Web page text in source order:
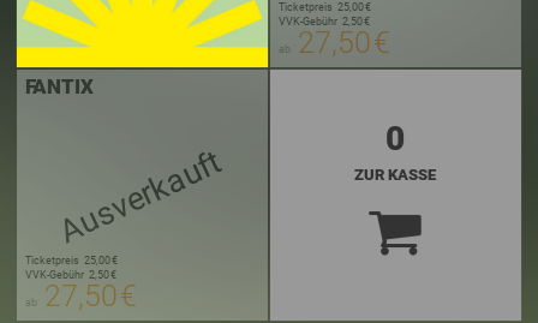
Ticketpreis 25,00 €
VVK-Gebühr 2,50 €
ab 27,50 €
Ausverkauft
FANTIX
Ticketpreis 25,00 €
VVK-Gebühr 2,50 €
ab 27,50 €
0
ZUR KASSE